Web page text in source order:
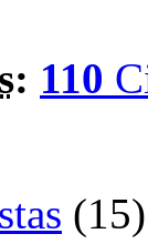
: 110
(15)